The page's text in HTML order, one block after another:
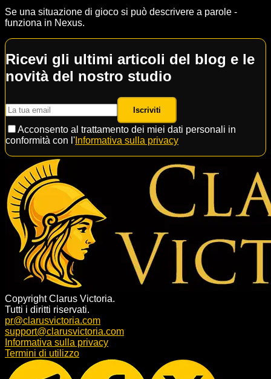
Se una situazione di gioco si può descrivere a parole -
funziona in Nexus.
Ricevi gli ultimi articoli del blog e le
novità del nostro studio
Iscriviti
Acconsento al trattamento dei miei dati personali in
conformità con l' Informativa sulla privacy
Copyright Clarus Victoria.
Tutti i diritti riservati.
pr@clarusvictoria.com
support@clarusvictoria.com
Informativa sulla privacy
Termini di utilizzo